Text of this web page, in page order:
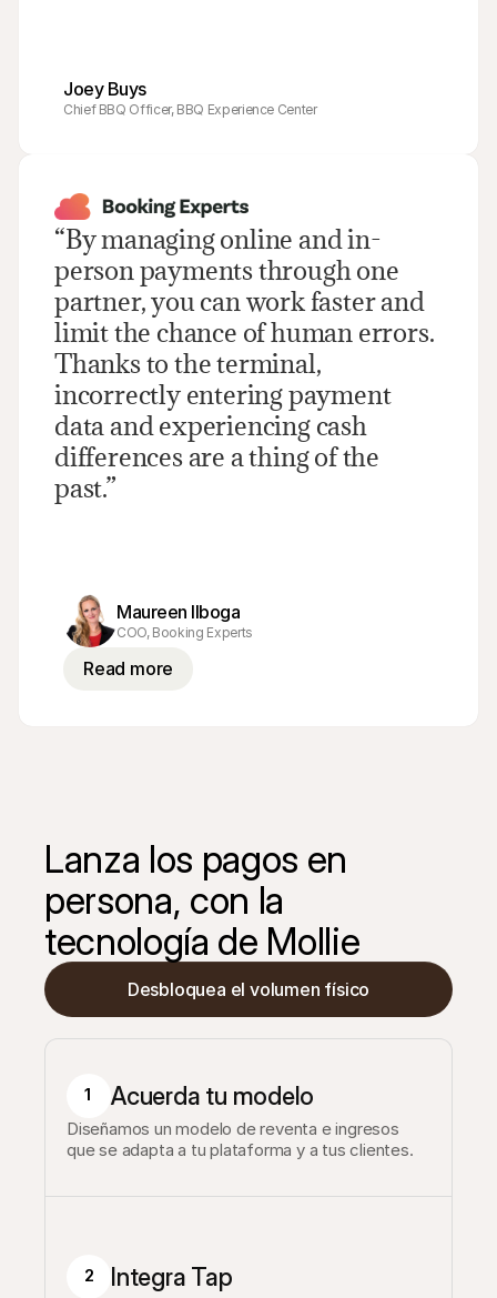
Joey Buys
Chief BBQ Officer, BBQ Experience Center
“By managing online and in-
person payments through one
partner, you can work faster and
limit the chance of human errors.
Thanks to the terminal,
incorrectly entering payment
data and experiencing cash
differences are a thing of the
past.”
Maureen Ilboga
COO, Booking Experts
Read more
Lanza los pagos en
persona, con la
tecnología de Mollie
Desbloquea el volumen físico
1 Acuerda tu modelo
Diseñamos un modelo de reventa e ingresos
que se adapta a tu plataforma y a tus clientes.
2 Integra Tap